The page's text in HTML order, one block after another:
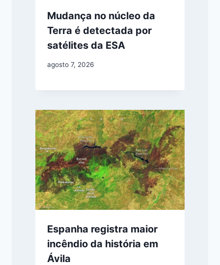
Mudança no núcleo da
Terra é detectada por
satélites da ESA
agosto 7, 2026
Espanha registra maior
incêndio da história em
Ávila